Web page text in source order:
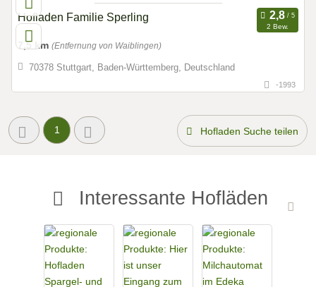
Hofladen Familie Sperling
2 Bew.
7,5 km (Entfernung von Waiblingen)
70378 Stuttgart, Baden-Württemberg, Deutschland
-1993
1 Hofladen Suche teilen
Interessante Hofläden